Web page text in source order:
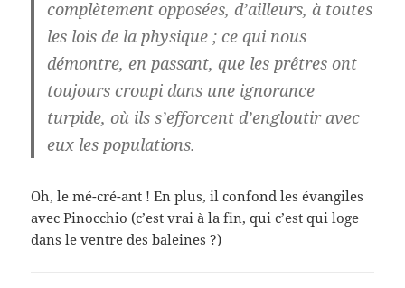
complètement opposées, d’ailleurs, à toutes
les lois de la physique ; ce qui nous
démontre, en passant, que les prêtres ont
toujours croupi dans une ignorance
turpide, où ils s’efforcent d’engloutir avec
eux les populations.
Oh, le mé-cré-ant ! En plus, il confond les évangiles
avec Pinocchio (c’est vrai à la fin, qui c’est qui loge
dans le ventre des baleines ?)